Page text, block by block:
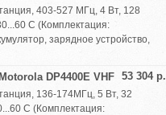
403-527 МГц, 4 Вт, 128
С (Комплектация:
зарядное устройство,
53 304 р.
DP4400E VHF
136-174МГц, 5 Вт, 32
С (Комплектация: